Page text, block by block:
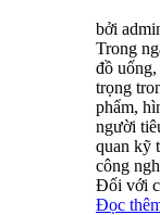
bởi
Trong
đồ
trọng
phẩm,
người
quan kỹ
công
Đối với
Đọc